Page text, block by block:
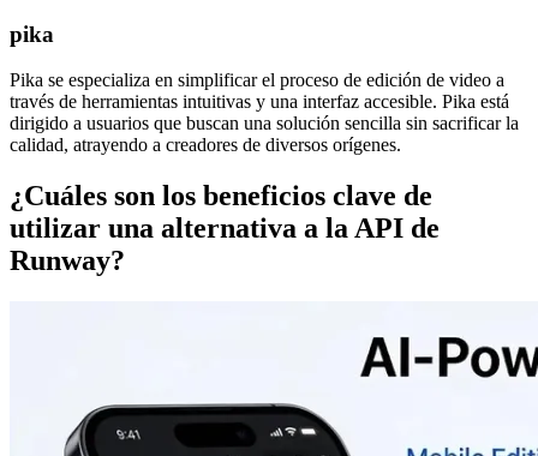
pika
Pika se especializa en simplificar el proceso de edición de video a
través de herramientas intuitivas y una interfaz accesible. Pika está
dirigido a usuarios que buscan una solución sencilla sin sacrificar la
calidad, atrayendo a creadores de diversos orígenes.
¿Cuáles son los beneficios clave de
utilizar una alternativa a la API de
Runway?